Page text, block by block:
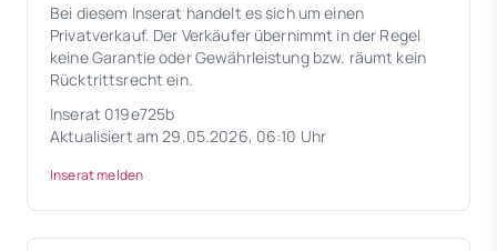
Bei diesem Inserat handelt es sich um einen
Privatverkauf. Der Verkäufer übernimmt in der Regel
keine Garantie oder Gewährleistung bzw. räumt kein
Rücktrittsrecht ein.
Inserat 019e725b
Aktualisiert am 29.05.2026, 06:10 Uhr
Inserat melden